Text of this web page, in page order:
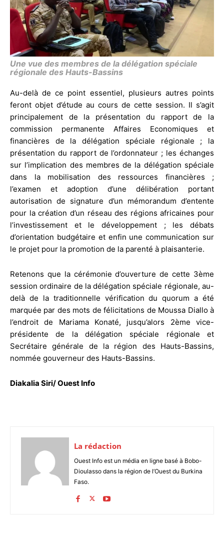
Une vue des membres de la délégation spéciale
régionale des Hauts-Bassins
Au-delà de ce point essentiel, plusieurs autres points
feront objet d’étude au cours de cette session. Il s’agit
principalement de la présentation du rapport de la
commission permanente Affaires Economiques et
financières de la délégation spéciale régionale ; la
présentation du rapport de l’ordonnateur ; les échanges
sur l’implication des membres de la délégation spéciale
dans la mobilisation des ressources financières ;
l’examen et adoption d’une délibération portant
autorisation de signature d’un mémorandum d’entente
pour la création d’un réseau des régions africaines pour
l’investissement et le développement ; les débats
d’orientation budgétaire et enfin une communication sur
le projet pour la promotion de la parenté à plaisanterie.
Retenons que la cérémonie d’ouverture de cette 3ème
session ordinaire de la délégation spéciale régionale, au-
delà de la traditionnelle vérification du quorum a été
marquée par des mots de félicitations de Moussa Diallo à
l’endroit de Mariama Konaté, jusqu’alors 2ème vice-
présidente de la délégation spéciale régionale et
Secrétaire générale de la région des Hauts-Bassins,
nommée gouverneur des Hauts-Bassins.
Diakalia Siri/ Ouest Info
La rédaction
Ouest Info est un média en ligne basé à Bobo-
Dioulasso dans la région de l’Ouest du Burkina
Faso.